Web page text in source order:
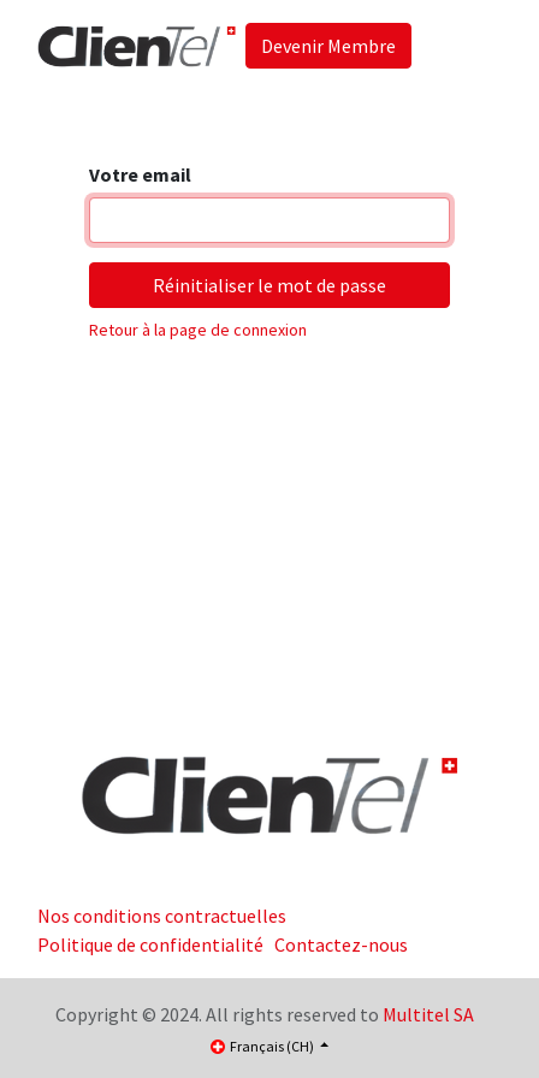
Devenir Membre
Votre email
Réinitialiser le mot de passe
Retour à la page de connexion
Nos conditions contractuelles
Politique de confidentialité Contactez-nous
Copyright © 2024. All rights reserved to Multitel SA
Français (CH)